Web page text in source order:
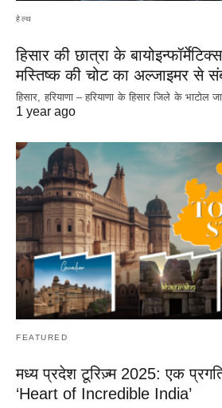
हेल्थ
हिसार की छात्रा के
मस्तिष्क की चोट का अल्जाइमर से
हिसार, हरियाणा – हरियाणा के हिसार जिले के भाटोल
1 year ago
FEATURED
मध्य प्रदेश टूरिज़्म 2025: एक
‘Heart of Incredible India’